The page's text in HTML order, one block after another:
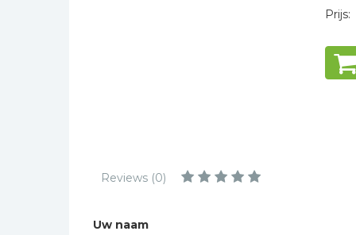
Romans
Prijs:
Reviews (0)
Uw naam